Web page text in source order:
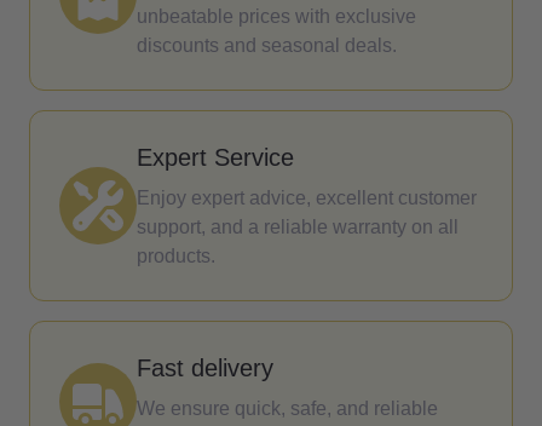
unbeatable prices with exclusive
discounts and seasonal deals.
Expert Service
Enjoy expert advice, excellent customer
support, and a reliable warranty on all
products.
Fast delivery
We ensure quick, safe, and reliable